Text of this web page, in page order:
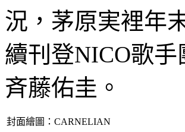
況，茅原実裡年
續刊登NICO歌
斉藤佑圭。
封面繪圖：CARNELIAN